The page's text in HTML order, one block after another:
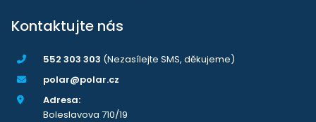
Kontaktujte nás
552 303 303 (Nezasílejte SMS, děkujeme)
polar@polar.cz
Adresa:
Boleslavova 710/19